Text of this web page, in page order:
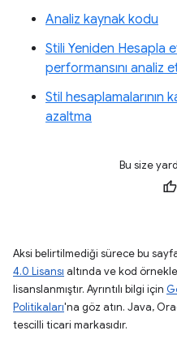
Analiz kaynak kodu
Stili Yeniden Hesapla
performansını analiz
Stil hesaplamalarının
azaltma
Bu size
Aksi belirtilmediği sürece bu
4.0 Lisansı altında ve kod
lisanslanmıştır. Ayrıntılı bilgi için
Politikaları'na göz atın. Java,
tescilli ticari markasıdır.